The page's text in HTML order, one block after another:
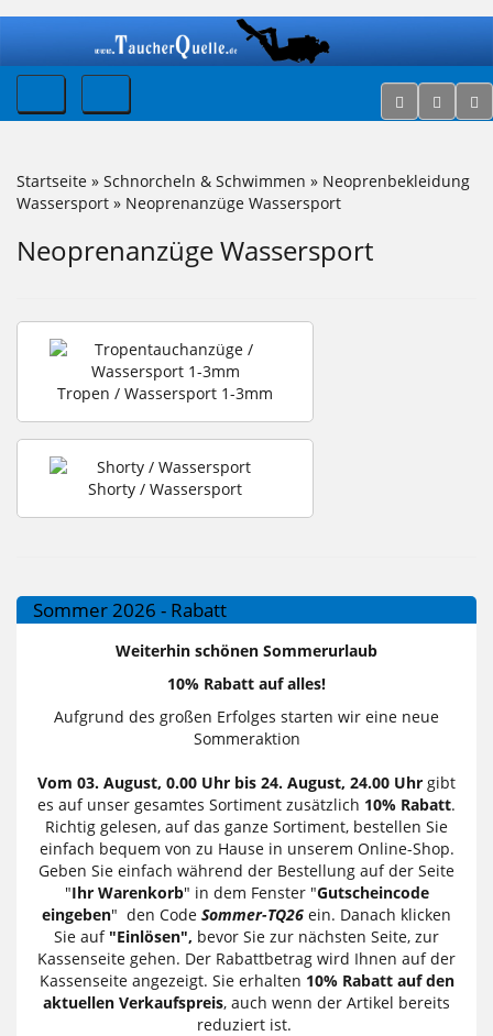
Startseite » Schnorcheln & Schwimmen » Neoprenbekleidung
Wassersport » Neoprenanzüge Wassersport
Neoprenanzüge Wassersport
Tropen / Wassersport 1-3mm
Shorty / Wassersport
Sommer 2026 - Rabatt
Weiterhin schönen Sommerurlaub
10% Rabatt auf alles!
Aufgrund des großen Erfolges starten wir eine neue
Sommeraktion
Vom 03. August, 0.00 Uhr bis 24. August, 24.00 Uhr gibt
es auf unser gesamtes Sortiment zusätzlich 10% Rabatt.
Richtig gelesen, auf das ganze Sortiment, bestellen Sie
einfach bequem von zu Hause in unserem Online-Shop.
Geben Sie einfach während der Bestellung auf der Seite
"Ihr Warenkorb" in dem Fenster "Gutscheincode
eingeben" den Code Sommer-TQ26 ein. Danach klicken
Sie auf "Einlösen", bevor Sie zur nächsten Seite, zur
Kassenseite gehen. Der Rabattbetrag wird Ihnen auf der
Kassenseite angezeigt. Sie erhalten 10% Rabatt auf den
aktuellen Verkaufspreis, auch wenn der Artikel bereits
reduziert ist.